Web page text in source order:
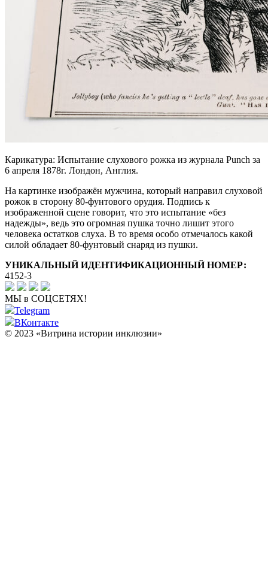
Карикатура: Испытание слухового рожка из журнала Punch за
6 апреля 1878г. Лондон, Англия.
На картинке изображён мужчина, который направил слуховой
рожок в сторону 80-фунтового орудия. Подпись к
изображенной сцене говорит, что это испытание «без
надежды», ведь это огромная пушка точно лишит этого
человека остатков слуха. В то время особо отмечалось какой
силой обладает 80-фунтовый снаряд из пушки.
УНИКАЛЬНЫЙ ИДЕНТИФИКАЦИОННЫЙ НОМЕР:
4152-3
МЫ в СОЦСЕТЯХ!
Telegram
ВКонтакте
© 2023 «Витрина истории инклюзии»